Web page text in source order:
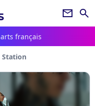
newsletter search
français